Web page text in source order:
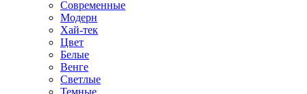
Современные
Модерн
Хай-тек
Цвет
Белые
Венге
Светлые
Темные